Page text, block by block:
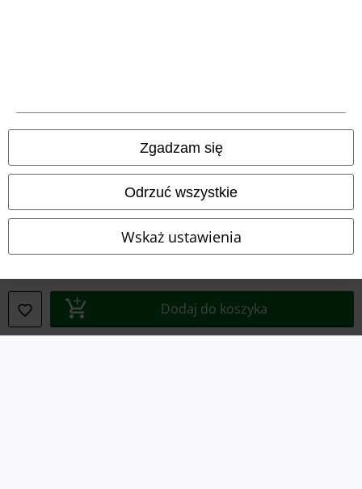
Zgadzam się
Odrzuć wszystkie
Wskaż ustawienia
Dodaj do koszyka
Unieszkodliwianie odpadów i ochrona środowiska
Informacje dotyczące dostępności
Ustawienia Plików Cookie